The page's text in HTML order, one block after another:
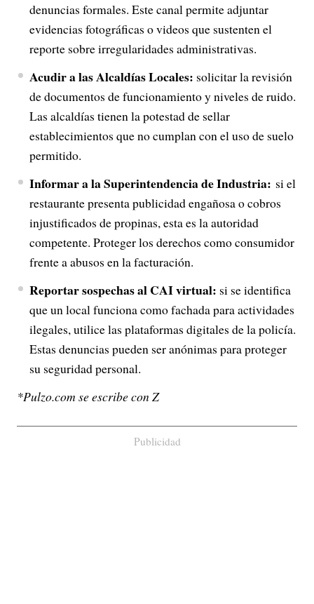
denuncias formales. Este canal permite adjuntar
evidencias fotográficas o videos que sustenten el
reporte sobre irregularidades administrativas.
Acudir a las Alcaldías Locales: solicitar la revisión
de documentos de funcionamiento y niveles de ruido.
Las alcaldías tienen la potestad de sellar
establecimientos que no cumplan con el uso de suelo
permitido.
Informar a la Superintendencia de Industria: si el
restaurante presenta publicidad engañosa o cobros
injustificados de propinas, esta es la autoridad
competente. Proteger los derechos como consumidor
frente a abusos en la facturación.
Reportar sospechas al CAI virtual: si se identifica
que un local funciona como fachada para actividades
ilegales, utilice las plataformas digitales de la policía.
Estas denuncias pueden ser anónimas para proteger
su seguridad personal.
*Pulzo.com se escribe con Z
Publicidad